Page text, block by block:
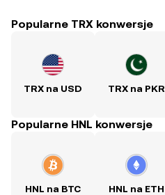
Popularne TRX konwersje
TRX na USD TRX na PKR
Popularne HNL konwersje
HNL na BTC HNL na ETH